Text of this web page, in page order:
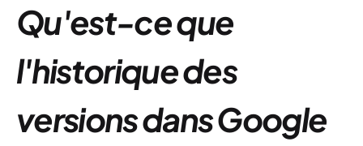
Qu'est-ce que
l'historique des
versions dans Google